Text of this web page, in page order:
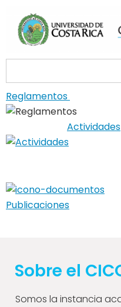
Reglamentos
Actividades
Publicaciones
Sobre el
Somos la instancia